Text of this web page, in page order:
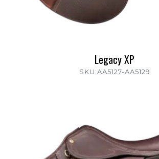
Legacy XP
SKU:AA5127-AA5129